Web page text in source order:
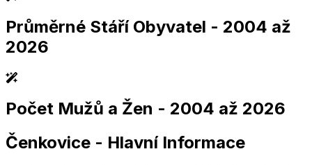
2,005 2,010 2,015 2,020 2,025
2,005 2,010 2,015 2,020 2,025
Průměrné Stáří Obyvatel - 2004 až
2026
2,005 2,010 2,015 2,020 2,025
2,005 2,010 2,015 2,020 2,025
Počet Mužů a Žen - 2004 až 2026
Čenkovice - Hlavní Informace